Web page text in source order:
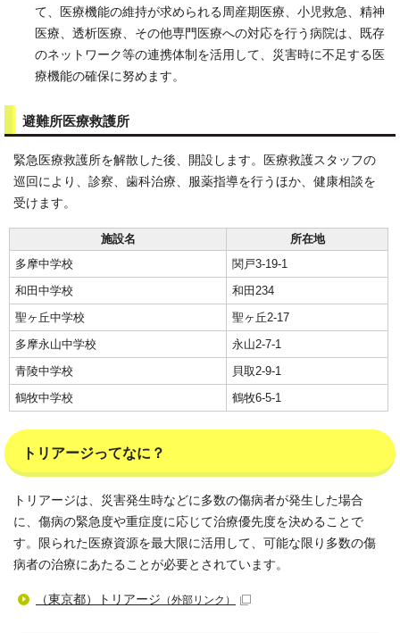
て、医療機能の維持が求められる周産期医療、小児救急、精神
医療、透析医療、その他専門医療への対応を行う病院は、既存
のネットワーク等の連携体制を活用して、災害時に不足する医
療機能の確保に努めます。
避難所医療救護所
緊急医療救護所を解散した後、開設します。医療救護スタッフの
巡回により、診察、歯科治療、服薬指導を行うほか、健康相談を
受けます。
施設名
所在地
多摩中学校
関戸3-19-1
和田中学校
和田234
聖ヶ丘中学校
聖ヶ丘2-17
多摩永山中学校
永山2-7-1
青陵中学校
貝取2-9-1
鶴牧中学校
鶴牧6-5-1
トリアージってなに？
トリアージは、災害発生時などに多数の傷病者が発生した場合
に、傷病の緊急度や重症度に応じて治療優先度を決めることで
す。限られた医療資源を最大限に活用して、可能な限り多数の傷
病者の治療にあたることが必要とされています。
（東京都）トリアージ （外部リンク）